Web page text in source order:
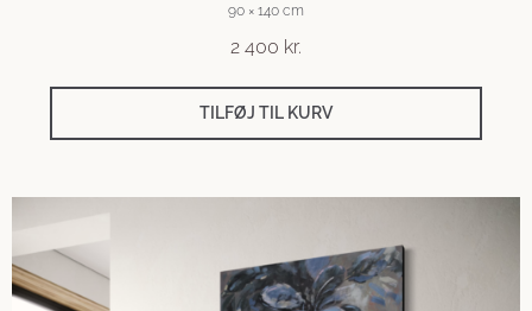
90 × 140 cm
2 400 kr.
TILFØJ TIL KURV